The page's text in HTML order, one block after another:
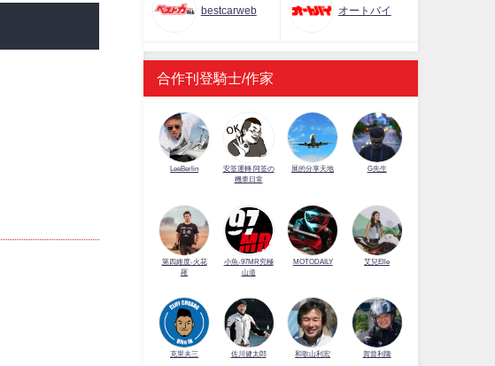
bestcarweb オートバイ
合作刊登騎士/作家
LeeBerlin
安筌運轉 阿筌の
機車日常
展的分享天地 G先生
第四維度-火花
羅
小魚-97MR究極
山道
MOTODAILY 艾兒Elle
克里夫三 佐川健太郎 和歌山利宏 賀曾利隆